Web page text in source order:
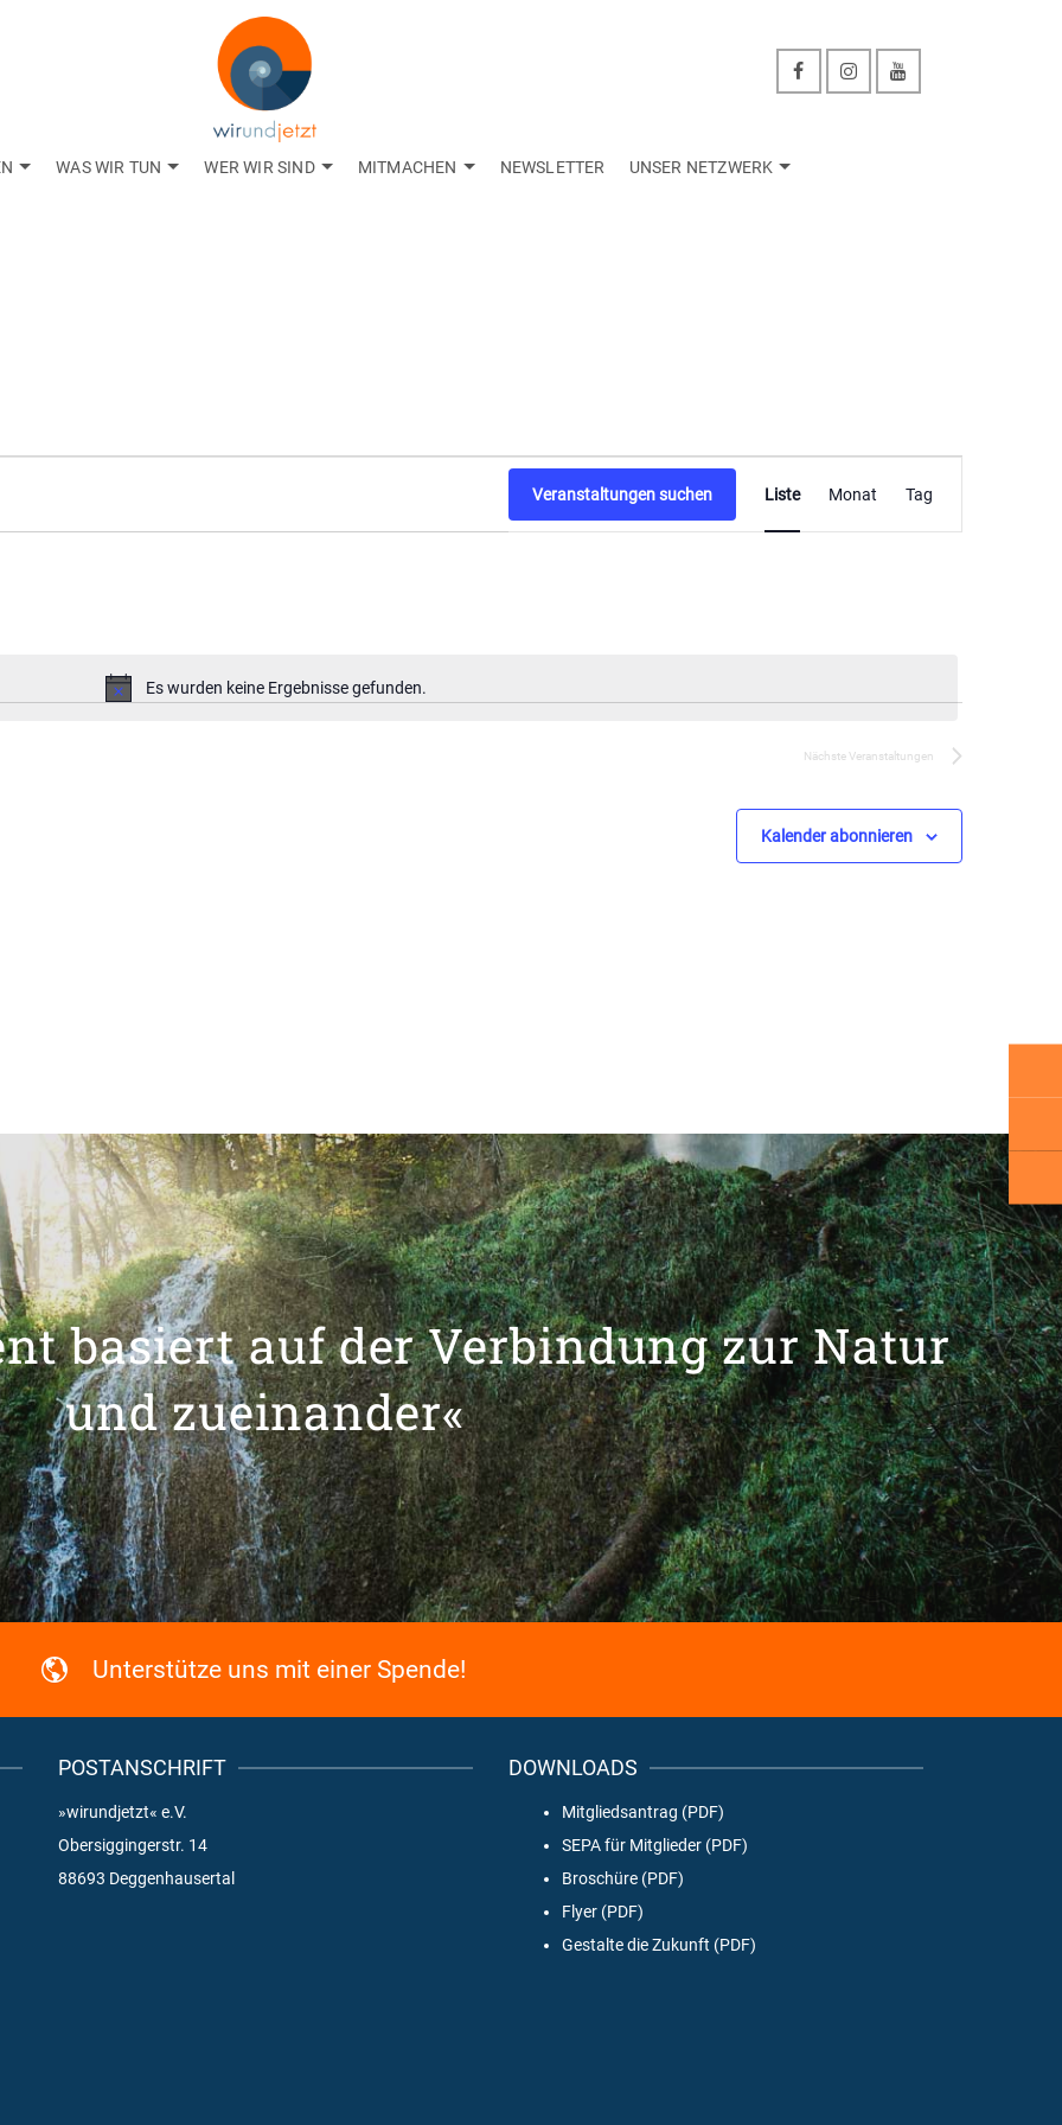
WAS WIR TUN WER WIR SIND MITMACHEN NEWSLETTER UNSER NETZWERK
Hinweis
Es wurden keine Ergebnisse gefunden.
Veranstaltungen suchen
Ansichten-
Liste Monat Tag
NächsteVeranstaltungen
Kalender abonnieren
basiert auf der Verbindung zur Natur
und zueinander«
Unterstütze uns mit einer Spende!
POSTANSCHRIFT
»wirundjetzt« e.V.
Obersiggingerstr. 14
88693 Deggenhausertal
DOWNLOADS
Mitgliedsantrag (PDF)
SEPA für Mitglieder (PDF)
Broschüre (PDF)
Flyer (PDF)
Gestalte die Zukunft (PDF)